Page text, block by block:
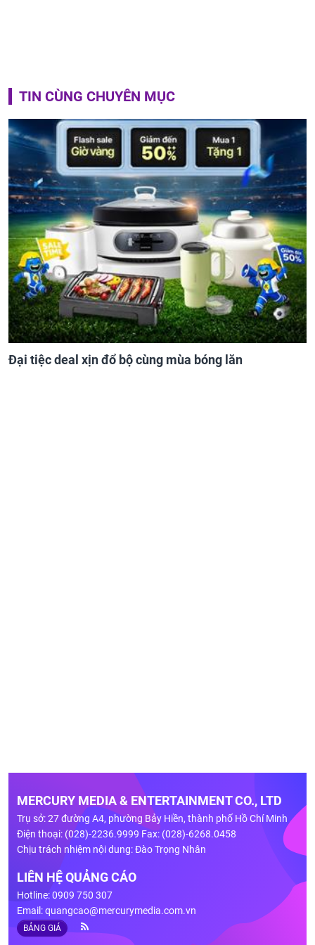
TIN CÙNG CHUYÊN MỤC
Đại tiệc deal xịn đổ bộ cùng mùa bóng lăn
MERCURY MEDIA & ENTERTAINMENT CO., LTD
Trụ sở: 27 đường A4, phường Bảy Hiền, thành phố Hồ Chí Minh
Điện thoại: (028)-2236.9999 Fax: (028)-6268.0458
Chịu trách nhiệm nội dung: Đào Trọng Nhân
LIÊN HỆ QUẢNG CÁO
Hotline: 0909 750 307
Email:quangcao@mercurymedia.com.vn
BẢNG GIÁ